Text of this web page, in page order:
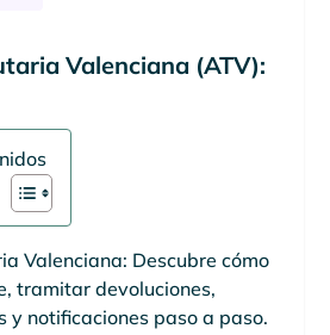
Valenciana (ATV):
Valenciana: Descubre cómo
tramitar devoluciones,
y notificaciones paso a paso.